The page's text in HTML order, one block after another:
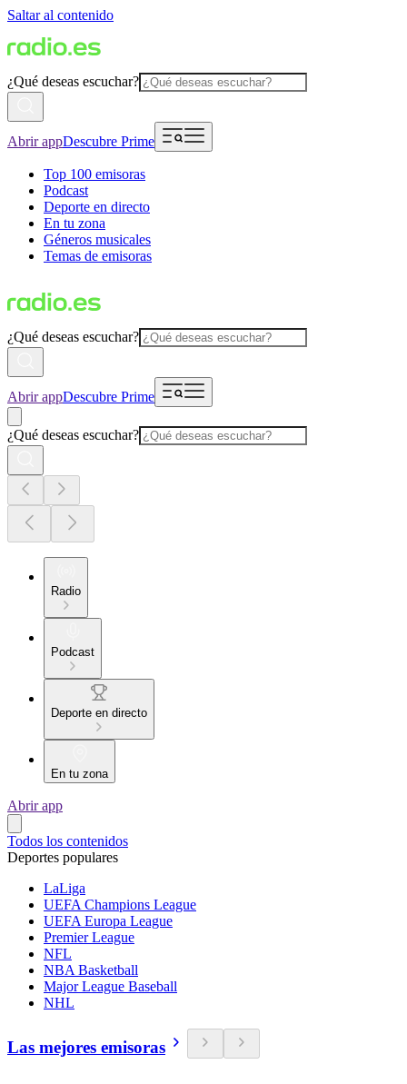
Saltar al contenido
¿Qué deseas escuchar?
Abrir appDescubre Prime
Top 100 emisoras
Podcast
Deporte en directo
En tu zona
Géneros musicales
Temas de emisoras
¿Qué deseas escuchar?
Abrir appDescubre Prime
¿Qué deseas escuchar?
Radio
Podcast
Deporte en directo
En tu zona
Abrir app
Todos los contenidos
Deportes populares
LaLiga
UEFA Champions League
UEFA Europa League
Premier League
NFL
NBA Basketball
Major League Baseball
NHL
Las mejores emisoras